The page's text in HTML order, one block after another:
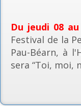
Du jeudi 08
Festival de la
Pau-Béarn, à
sera “Toi, moi,